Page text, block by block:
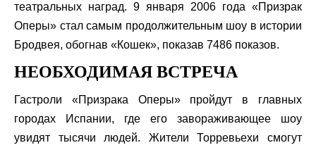
театральных наград. 9 января 2006 года «Призрак
Оперы» стал самым продолжительным шоу в истории
Бродвея, обогнав «Кошек», показав 7486 показов.
НЕОБХОДИМАЯ ВСТРЕЧА
Гастроли «Призрака Оперы» пройдут в главных
городах Испании, где его завораживающее шоу
увидят тысячи людей. Жители Торревьехи смогут